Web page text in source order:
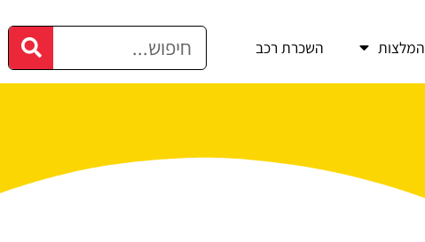
המלצות השכרת רכב